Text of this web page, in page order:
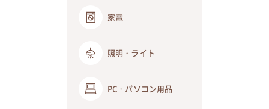
家電
照明・ライト
PC・パソコン用品